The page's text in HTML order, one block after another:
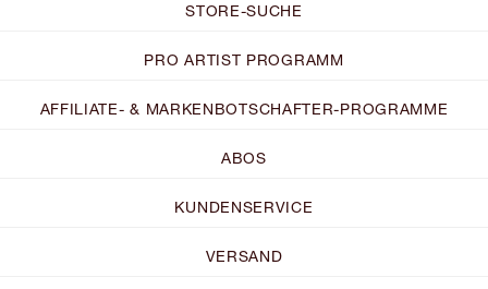
STORE-SUCHE
PRO ARTIST PROGRAMM
AFFILIATE- & MARKENBOTSCHAFTER-PROGRAMME
ABOS
KUNDENSERVICE
VERSAND